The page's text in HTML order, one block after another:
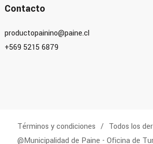
Contacto
productopainino@paine.cl
+569 5215 6879
Términos y condiciones
Todos los
@Municipalidad de Paine - Oficina de